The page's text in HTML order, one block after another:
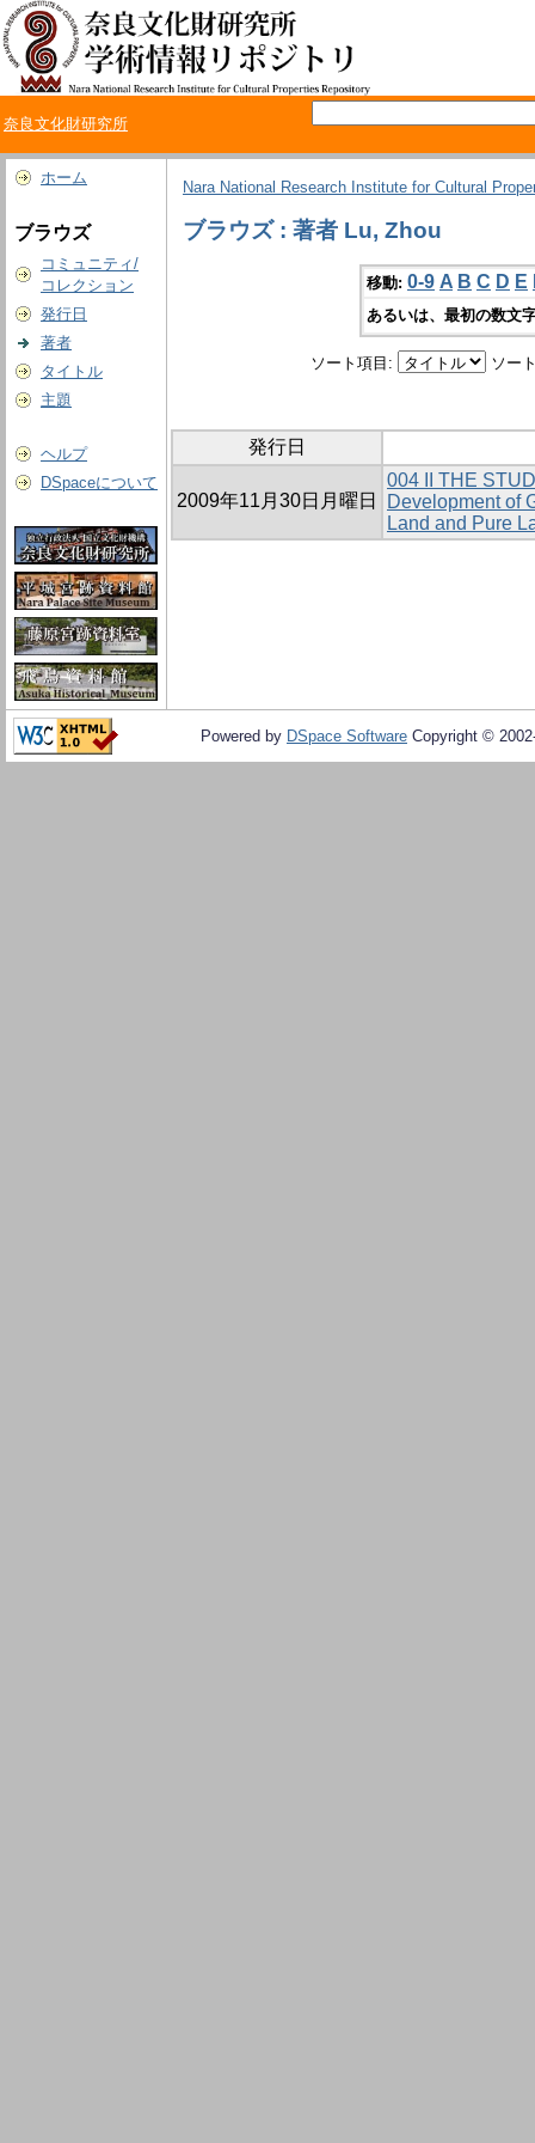
奈良文化財研究所
ホーム
ブラウズ
コミュニティ/
コレクション
発行日
著者
タイトル
主題
ヘルプ
DSpaceについて
Nara National Research Institute for Cultural
ブラウズ : 著者 Lu, Zhou
移動: 0-9 A B C D E
あるいは、最初の数文
ソート項目: ソー
発行日
2009年11月30日月曜日
004 II THE
Development of
Land and Pure
Powered by DSpace Software Copyright ©